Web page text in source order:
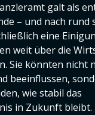
galt als
– und nach rund
eine
weit über die
Sie könnten nicht
beeinflussen,
wie stabil das
in Zukunft bleibt.